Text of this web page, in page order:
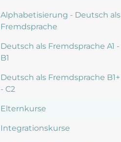
Alphabetisierung - Deutsch als
Fremdsprache
Deutsch als Fremdsprache A1 -
B1
Deutsch als Fremdsprache B1+
- C2
Elternkurse
Integrationskurse